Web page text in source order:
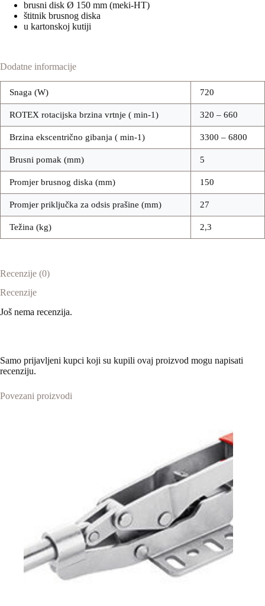
brusni disk Ø 150 mm (meki-HT)
štitnik brusnog diska
u kartonskoj kutiji
Dodatne informacije
Snaga (W) 720
ROTEX rotacijska brzina vrtnje ( min-1) 320 – 660
Brzina ekscentrično gibanja ( min-1) 3300 – 6800
Brusni pomak (mm) 5
Promjer brusnog diska (mm) 150
Promjer priključka za odsis prašine (mm) 27
Težina (kg) 2,3
Recenzije (0)
Recenzije
Još nema recenzija.
Samo prijavljeni kupci koji su kupili ovaj proizvod mogu napisati
recenziju.
Povezani proizvodi